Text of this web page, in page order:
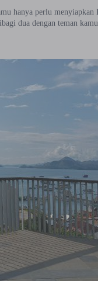
hanya perlu menyiapkan
dua dengan teman